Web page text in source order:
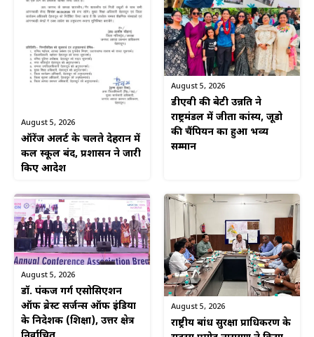
August 5, 2026
ऑरेंज अलर्ट के चलते देहरादून में
कल स्कूल बंद, प्रशासन ने जारी
किए आदेश
August 5, 2026
डीएवी की बेटी उन्नति ने
राष्ट्रमंडल में जीता कांस्य, जूडो
की चैंपियन का हुआ भव्य
सम्मान
August 5, 2026
डॉ. पंकज गर्ग एसोसिएशन
ऑफ ब्रेस्ट सर्जन्स ऑफ इंडिया
के निदेशक (शिक्षा), उत्तर क्षेत्र
August 5, 2026
राष्ट्रीय बांध सुरक्षा प्राधिकरण के